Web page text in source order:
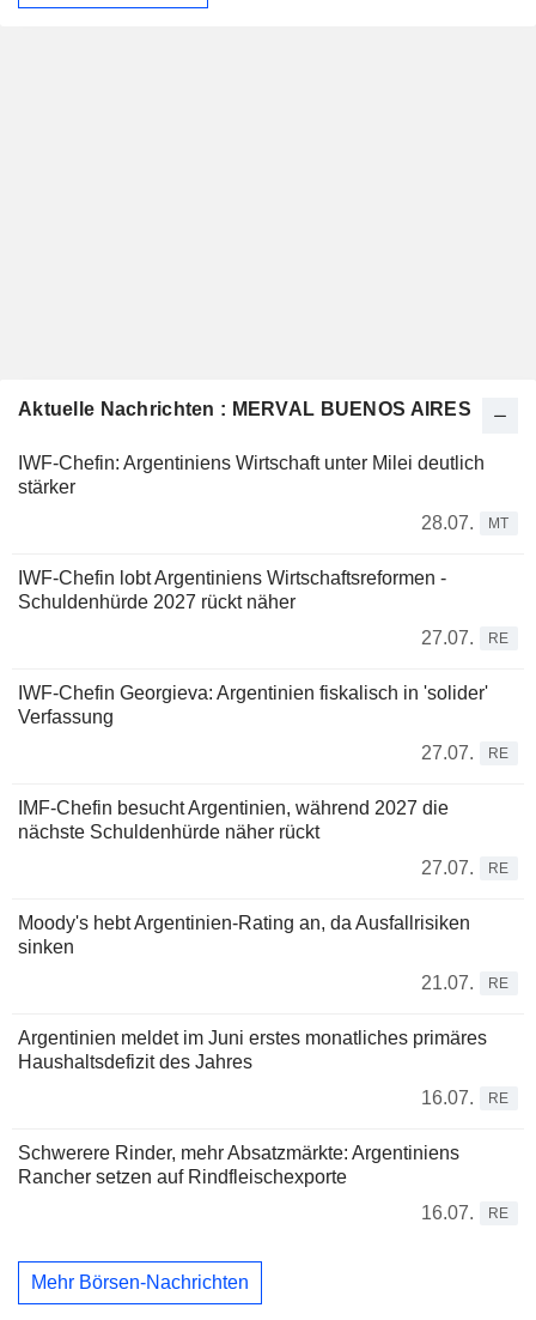
Aktuelle Nachrichten : MERVAL BUENOS AIRES
IWF-Chefin: Argentiniens Wirtschaft unter Milei deutlich
stärker
28.07.
MT
IWF-Chefin lobt Argentiniens Wirtschaftsreformen -
Schuldenhürde 2027 rückt näher
27.07.
RE
IWF-Chefin Georgieva: Argentinien fiskalisch in 'solider'
Verfassung
27.07.
RE
IMF-Chefin besucht Argentinien, während 2027 die
nächste Schuldenhürde näher rückt
27.07.
RE
Moody's hebt Argentinien-Rating an, da Ausfallrisiken
sinken
21.07.
RE
Argentinien meldet im Juni erstes monatliches primäres
Haushaltsdefizit des Jahres
16.07.
RE
Schwerere Rinder, mehr Absatzmärkte: Argentiniens
Rancher setzen auf Rindfleischexporte
16.07.
RE
Mehr Börsen-Nachrichten